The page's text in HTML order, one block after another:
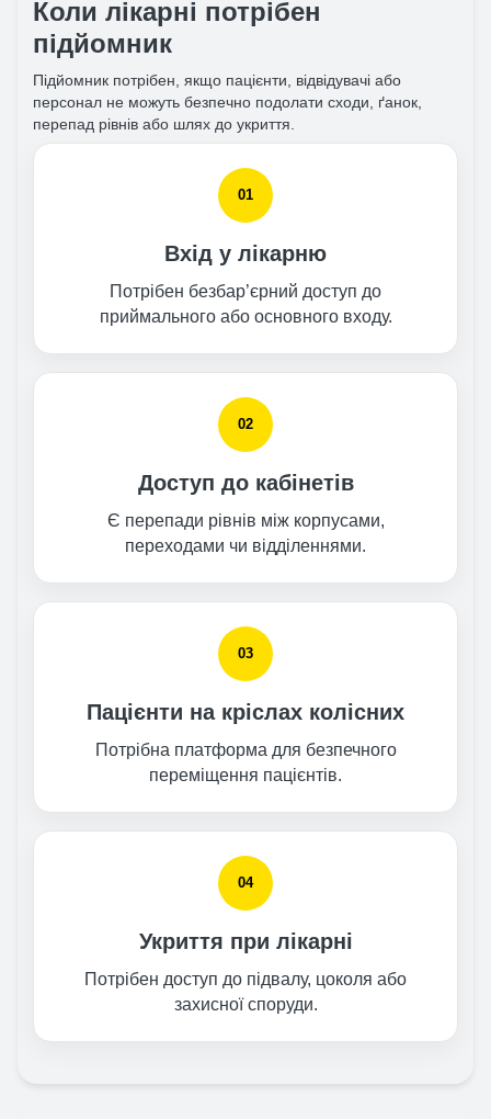
Коли лікарні потрібен
підйомник
Підйомник потрібен, якщо пацієнти, відвідувачі або
персонал не можуть безпечно подолати сходи, ґанок,
перепад рівнів або шлях до укриття.
01
Вхід у лікарню
Потрібен безбар’єрний доступ до
приймального або основного входу.
02
Доступ до кабінетів
Є перепади рівнів між корпусами,
переходами чи відділеннями.
03
Пацієнти на кріслах колісних
Потрібна платформа для безпечного
переміщення пацієнтів.
04
Укриття при лікарні
Потрібен доступ до підвалу, цоколя або
захисної споруди.